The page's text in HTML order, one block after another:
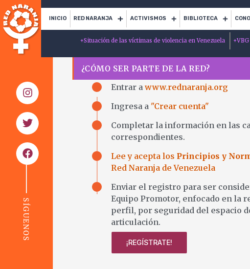
INICIO RED NARANJA ACTIVISMOS BIBLIOTECA
+Situación de las víctimas de violencia en Venezuela +
SÍGUENOS
¿CÓMO SER PARTE DE LA RED?
Entrar a www.rednaranja.org
Ingresa a "Crear cuenta"
Completar la información en las
correspondientes.
Lee y acepta los Principios y
Red Naranja de Venezuela
Enviar el registro para ser
Equipo Promotor, enfocado en la
perfil, por seguridad del espacio
articulación.
¡REGÍSTRATE!